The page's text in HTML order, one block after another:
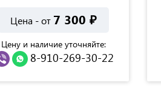
Цена - от 7 300 ₽
Цену и наличие уточняйте:
8-910-269-30-22